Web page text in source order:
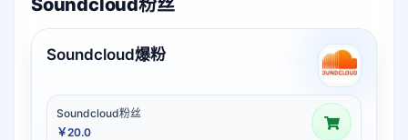
Soundcloud粉丝
Soundcloud爆粉
Soundcloud粉丝
￥20.0